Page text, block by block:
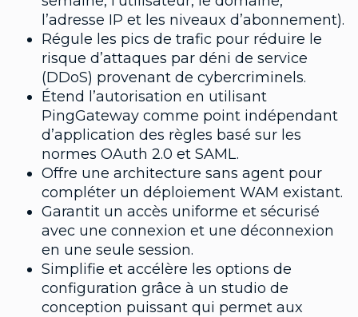
l’adresse IP et les niveaux d’abonnement).
Régule les pics de trafic pour réduire le
risque d’attaques par déni de service
(DDoS) provenant de cybercriminels.
Étend l’autorisation en utilisant
PingGateway comme point indépendant
d’application des règles basé sur les
normes OAuth 2.0 et SAML.
Offre une architecture sans agent pour
compléter un déploiement WAM existant.
Garantit un accès uniforme et sécurisé
avec une connexion et une déconnexion
en une seule session.
Simplifie et accélère les options de
configuration grâce à un studio de
conception puissant qui permet aux